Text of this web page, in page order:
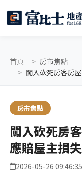
首頁
房市焦點
闖入砍死房客房
房市焦點
闖入砍死房
應賠屋主損失
2026-05-26 09:46:35